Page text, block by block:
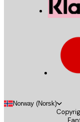
Norway (Norsk)